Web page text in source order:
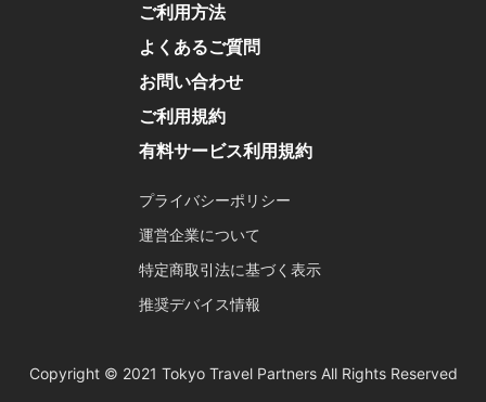
ご利用方法
よくあるご質問
お問い合わせ
ご利用規約
有料サービス利用規約
プライバシーポリシー
運営企業について
特定商取引法に基づく表示
推奨デバイス情報
Copyright © 2021 Tokyo Travel Partners All Rights Reserved